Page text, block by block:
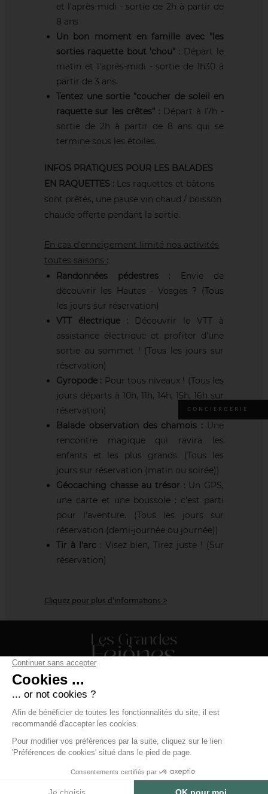
CONCIERGERIE
et l'après-midi - sortie de 2h à partir de
8 ans
Un bon moment en famille avec "les
sorties raquette bout 'chou" : Départ le
matin et l'après-midi - sortie de 1h30 à
partir de 3 ans.
Tentez une sortie "coucher de soleil en
raquette sur les crêtes" : Départ à 17h -
sortie de 2h à partir de 8 ans qui se
termine sous les étoiles.
INFOS PRATIQUES POUR LES BALADES
EN RAQUETTES : Les raquettes et bâtons
sont prêtés, une pause vin chaud / boisson
chaude offerte pendant la sortie.
En cas d'enneigement limité nos activités
toutes saisons :
Randonnées pédestres: Envie de
découvrir les Hautes - Vosges ? (Tous
les jours sur réservation)
VTT électrique: Découvrir le VTT à
assistance électrique et profiter d'une
sortie au sommet ! (Tous les jours sur
réservation)
Gyropode : Pour tous niveaux ! (Tous les
jours départs à 10h, 11h, 14h, 15h, 16h sur
réservation)
Balade observation des chamois : Une
rencontre magique qui ravira les
enfants et les plus grands. (Tous les
jours sur réservation (matin ou soirée))
Géocaching chasse au trésor: Un GPS,
une carte et une boussole : c'est parti
pour l'aventure. (Tous les jours sur
réservation (demi-journée ou journée))
Tir à l'arc : Visez bien, Tirez juste ! (Sur
réservation)
Cliquez pour plus d'informations >
Résidence Les Grandes Feignes ***
88 route de Vologne - 88250 La Bresse
+33 (0)3 29 25 70 20
Restez informés!
OK
Conditions générales de ventes- Modifier les cookies-Mentions légales- Contact- Boondooa